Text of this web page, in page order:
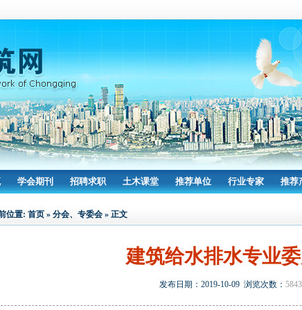
学会期刊 招聘求职 土木课堂 推荐单位 行业专家 推荐
位置: 首页 » 分会、专委会 » 正文
建筑给水排水专业
发布日期：2019-10-09 浏览次数：